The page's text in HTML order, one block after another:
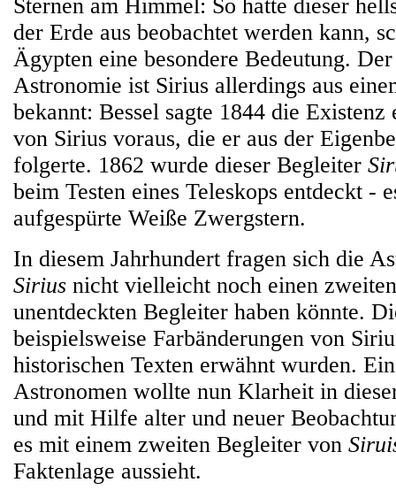
Sternen am Himmel: So hatte dieser
der Erde aus beobachtet werden kann,
Ägypten eine besondere Bedeutung.
Astronomie ist Sirius allerdings aus
bekannt: Bessel sagte 1844 die Existenz
von Sirius voraus, die er aus der
folgerte. 1862 wurde dieser Begleiter
beim Testen eines Teleskops entdeckt -
aufgespürte Weiße Zwergstern.
In diesem Jahrhundert fragen sich die
Sirius nicht vielleicht noch einen
unentdeckten Begleiter haben könnte.
beispielsweise Farbänderungen von
historischen Texten erwähnt wurden.
Astronomen wollte nun Klarheit in
und mit Hilfe alter und neuer
es mit einem zweiten Begleiter von
Faktenlage aussieht.